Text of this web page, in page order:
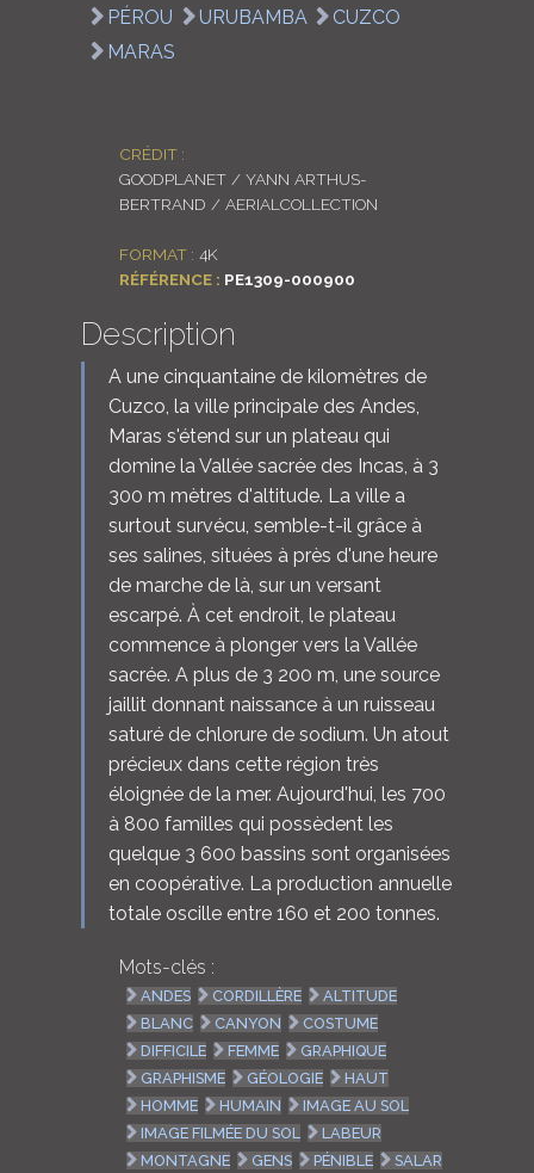
PÉROU URUBAMBA
CUZCO
MARAS
CRÉDIT :
GOODPLANET / YANN ARTHUS-
BERTRAND / AERIALCOLLECTION
FORMAT : 4K
RÉFÉRENCE : PE1309-000900
Description
A une cinquantaine de kilomètres de
Cuzco, la ville principale des Andes,
Maras s'étend sur un plateau qui
domine la Vallée sacrée des Incas, à 3
300 m mètres d'altitude. La ville a
surtout survécu, semble-t-il grâce à
ses salines, situées à près d'une heure
de marche de là, sur un versant
escarpé. À cet endroit, le plateau
commence à plonger vers la Vallée
sacrée. A plus de 3 200 m, une source
jaillit donnant naissance à un ruisseau
saturé de chlorure de sodium. Un atout
précieux dans cette région très
éloignée de la mer. Aujourd'hui, les 700
à 800 familles qui possèdent les
quelque 3 600 bassins sont organisées
en coopérative. La production annuelle
totale oscille entre 160 et 200 tonnes.
Mots-clés :
ANDES CORDILLÈRE
ALTITUDE
BLANC
CANYON
COSTUME
DIFFICILE
FEMME
GRAPHIQUE
GRAPHISME
GÉOLOGIE
HAUT
HOMME
HUMAIN
IMAGE AU SOL
IMAGE FILMÉE DU SOL
LABEUR
MONTAGNE
GENS PÉNIBLE
SALAR